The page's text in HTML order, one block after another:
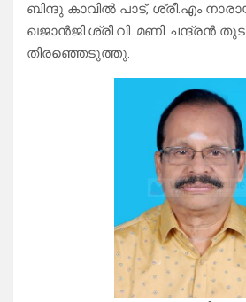
ബിന്ദു കാവിൽ പാട്, ശ്രീ.എം
ഖജാൻജി.ശ്രീ.വി. മണി ചന്ദ്രൻ
തിരഞ്ഞെടുത്തു.